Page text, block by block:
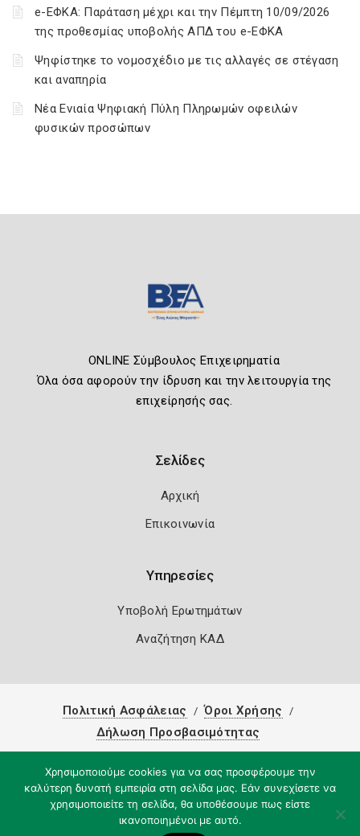
e-ΕΦΚΑ: Παράταση μέχρι και την Πέμπτη 10/09/2026
της προθεσμίας υποβολής ΑΠΔ του e-ΕΦΚΑ
Ψηφίστηκε το νομοσχέδιο με τις αλλαγές σε στέγαση
και αναπηρία
Νέα Ενιαία Ψηφιακή Πύλη Πληρωμών οφειλών
φυσικών προσώπων
ONLINE Σύμβουλος Επιχειρηματία
Όλα όσα αφορούν την ίδρυση και την λειτουργία της
επιχείρησής σας.
Σελίδες
Αρχική
Επικοινωνία
Υπηρεσίες
Υποβολή Ερωτημάτων
Αναζήτηση ΚΑΔ
Πολιτική Ασφάλειας
Όροι Χρήσης
Δήλωση Προσβασιμότητας
Χρησιμοποιούμε cookies για να σας προσφέρουμε την
καλύτερη δυνατή εμπειρία στη σελίδα μας. Εάν συνεχίσετε να
χρησιμοποιείτε τη σελίδα, θα υποθέσουμε πως είστε
ικανοποιημένοι με αυτό.